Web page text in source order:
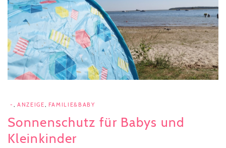
- , ANZEIGE, FAMILIE&BABY
Sonnenschutz für Babys und
Kleinkinder